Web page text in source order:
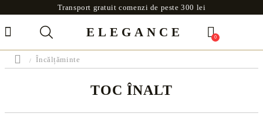
Transport gratuit comenzi de peste 300 lei
ELEGANCE 0
Încălțăminte
TOC ÎNALT